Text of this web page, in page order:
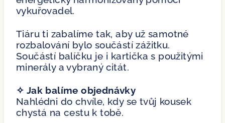
vykuřovadel.
Tiáru ti zabalíme tak, aby už samotné
rozbalování bylo součástí zážitku.
Součástí balíčku je i kartička s použitými
minerály a vybraný citát.
✧ Jak balíme objednávky
Nahlédni do chvíle, kdy se tvůj kousek
chystá na cestu k tobě.